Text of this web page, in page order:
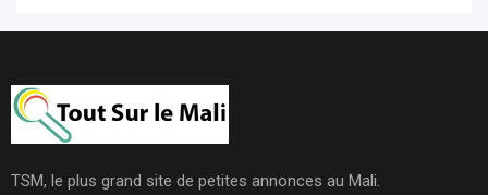
TSM, le plus grand site de petites annonces au Mali.